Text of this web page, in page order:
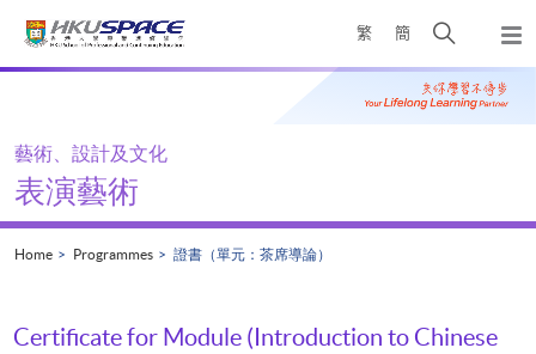
繁 簡
Open
search
panel
Main
藝術、設計及文化
表演藝術
Home Programmes 證書（單元：茶席導論）
Certificate for Module (Introduction to Chinese